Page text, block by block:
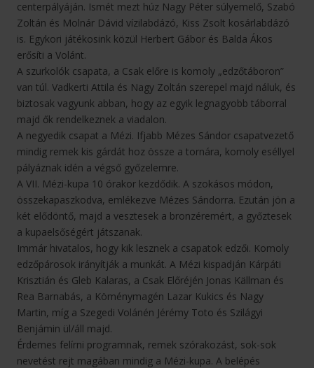
centerpályáján. Ismét mezt húz Nagy Péter súlyemelő, Szabó
Zoltán és Molnár Dávid vízilabdázó, Kiss Zsolt kosárlabdázó
is. Egykori játékosink közül Herbert Gábor és Balda Ákos
erősíti a Volánt.
A szurkolók csapata, a Csak előre is komoly „edzőtáboron”
van túl. Vadkerti Attila és Nagy Zoltán szerepel majd náluk, és
biztosak vagyunk abban, hogy az egyik legnagyobb táborral
majd ők rendelkeznek a viadalon.
A negyedik csapat a Mézi. Ifjabb Mézes Sándor csapatvezető
mindig remek kis gárdát hoz össze a tornára, komoly eséllyel
pályáznak idén a végső győzelemre.
A VII. Mézi-kupa 10 órakor kezdődik. A szokásos módon,
összekapaszkodva, emlékezve Mézes Sándorra. Ezután jön a
két elődöntő, majd a vesztesek a bronzéremért, a győztesek
a kupaelsőségért játszanak.
Immár hivatalos, hogy kik lesznek a csapatok edzői. Komoly
edzőpárosok irányítják a munkát. A Mézi kispadján Kárpáti
Krisztián és Gleb Kalaras, a Csak Előréjén Jonas Källman és
Rea Barnabás, a Köménymagén Lazar Kukics és Nagy
Martin, míg a Szegedi Volánén Jérémy Toto és Szilágyi
Benjámin ül/áll majd.
Érdemes felírni programnak, remek szórakozást, sok-sok
nevetést rejt magában mindig a Mézi-kupa. A belépés